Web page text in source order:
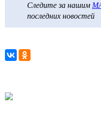
Следите за нашим
последних новостей